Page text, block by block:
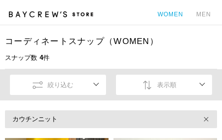
WOMEN MEN
コーディネートスナップ（WOMEN）
スナップ数 4件
絞り込む 表示順
カウチンニット